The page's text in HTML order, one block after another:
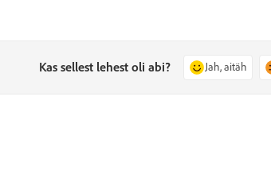
Kas sellest lehest oli abi? Jah, aitäh